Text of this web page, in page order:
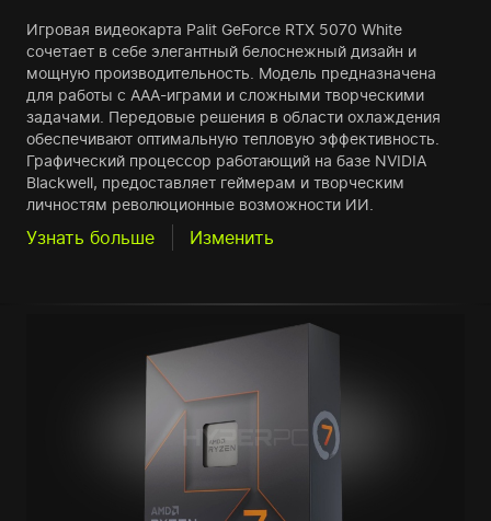
Игровая видеокарта Palit GeForce RTX 5070 White
сочетает в себе элегантный белоснежный дизайн и
мощную производительность. Модель предназначена
для работы с AAA-играми и сложными творческими
задачами. Передовые решения в области охлаждения
обеспечивают оптимальную тепловую эффективность.
Графический процессор работающий на базе NVIDIA
Blackwell, предоставляет геймерам и творческим
личностям революционные возможности ИИ.
Узнать больше Изменить